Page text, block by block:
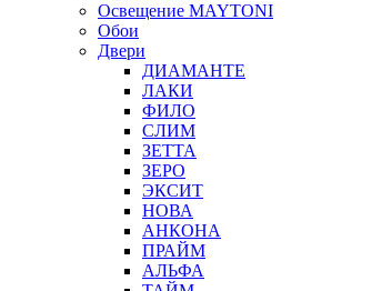
Освещение MAYTONI
Обои
Двери
ДИАМАНТЕ
ЛАКИ
ФИЛО
СЛИМ
ЗЕТТА
ЗЕРО
ЭКСИТ
НОВА
АНКОНА
ПРАЙМ
АЛЬФА